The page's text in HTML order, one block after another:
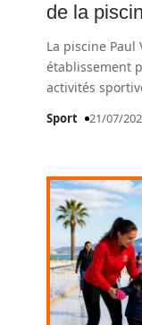
de la
La piscine
établissement
activités
Sport 21/07/